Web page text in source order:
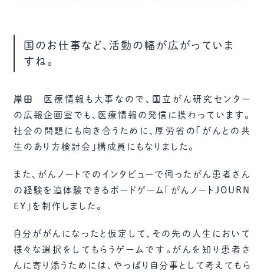
国のお仕事など、活動の幅が広がっていま
すね。
岸田
医療情報も大事なので、国立がん研究センター
の広報企画室でも、医療情報の発信に携わっています。
社会の問題にも向き合うために、厚労省の「がんとの共
生のあり方検討会」構成員にもなりました。
また、がんノートでのインタビューで伺ったがん患者さん
の経験を追体験できるボードゲーム「がんノートJOURN
EY」を制作しました。
自分ががんになったと仮定して、その先の人生において
様々な選択をしてもらうゲームです。がんを知り患者さ
んに寄り添うためには、やっぱり自分事として考えてもら